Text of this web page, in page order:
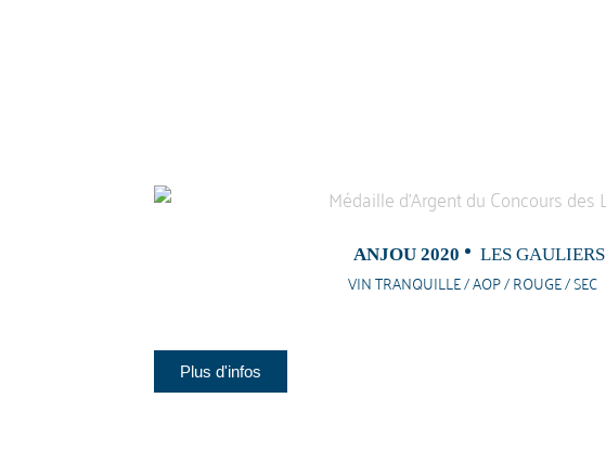
ANJOU 2020 LES GAULIERS
VIN TRANQUILLE / AOP / ROUGE / SEC
Plus d'infos